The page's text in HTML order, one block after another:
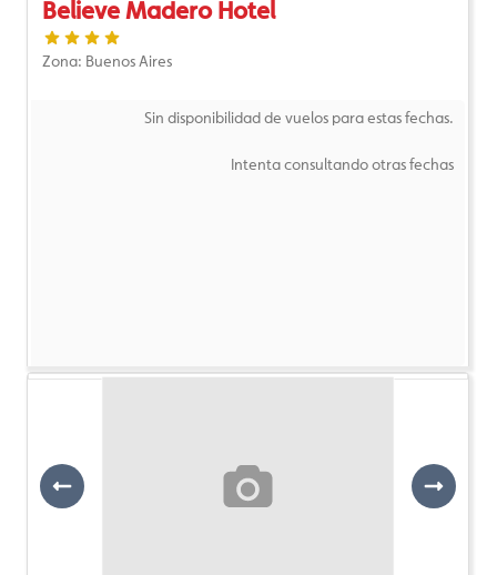
Believe Madero Hotel
Zona: Buenos Aires
Sin disponibilidad de vuelos para estas fechas.
Intenta consultando otras fechas
Previous Next